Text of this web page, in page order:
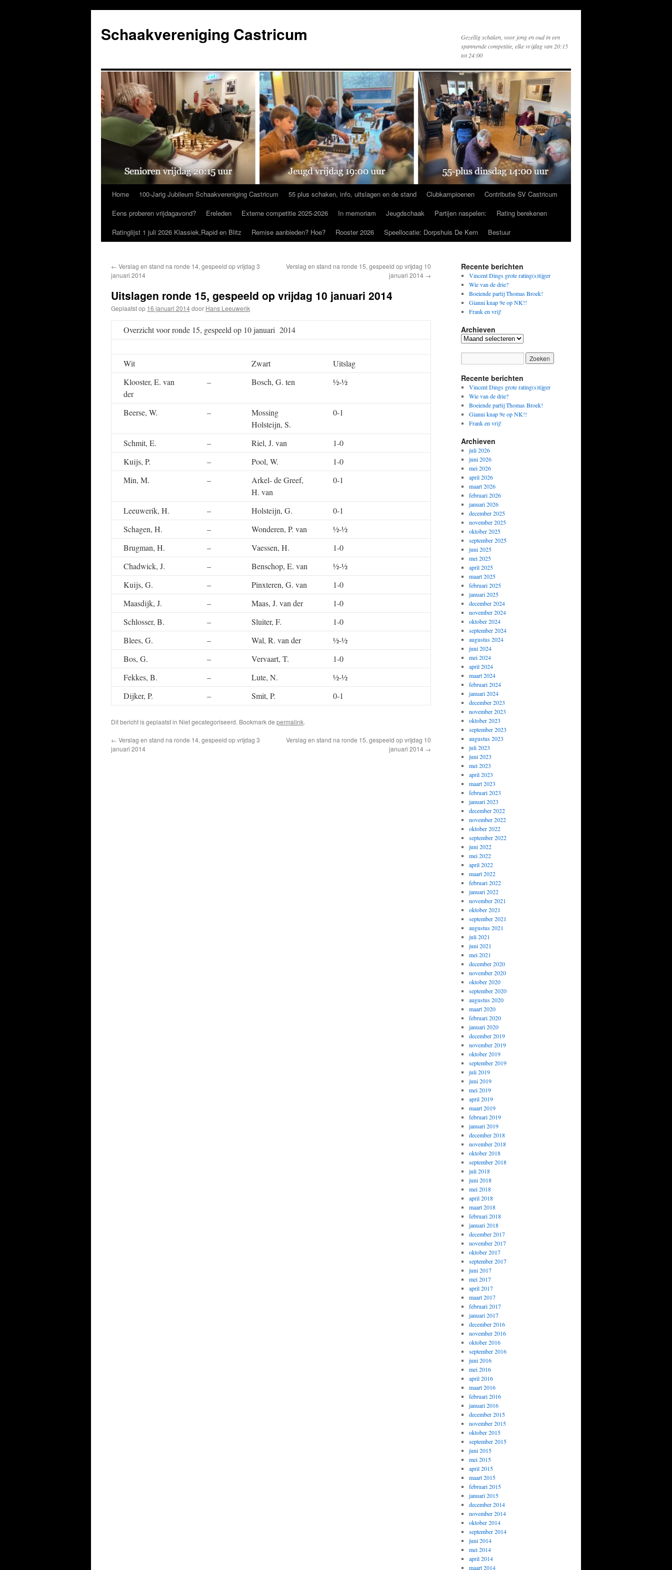
de
inhoud
Schaakvereniging Castricum
Gezellig schaken, voor jong en oud in een
spannende competitie, elke vrijdag van 20:15
tot 24:00
Home 100-Jarig Jubileum Schaakvereniging Castricum 55 plus schaken, info, uitslagen en de stand Clubkampioenen
Contributie SV Castricum
Eens proberen vrijdagavond?
Ereleden Externe competitie 2025-2026 In memoriam Jeugdschaak Partijen naspelen:
Rating berekenen
Ratinglijst 1 juli 2026 Klassiek,Rapid en Blitz
Remise aanbieden? Hoe? Rooster 2026 Speellocatie: Dorpshuis De Kern Bestuur
← Verslag en stand na ronde 14, gespeeld op vrijdag 3
januari 2014
Verslag en stand na ronde 15, gespeeld op vrijdag 10
januari 2014 →
Uitslagen ronde 15, gespeeld op vrijdag 10 januari 2014
Geplaatst op 16 januari 2014door Hans Leeuwerik
Overzicht voor ronde 15, gespeeld op 10 januari 2014
Wit Zwart
Uitslag
Klooster, E. van
der
– Bosch, G. ten ½-½
Beerse, W. –
Mossing
Holsteijn, S.
0-1
Schmit, E. – Riel, J. van
1-0
Kuijs, P.
– Pool, W.
1-0
Min, M.
–
Arkel- de Greef,
H. van
0-1
Leeuwerik, H. – Holsteijn, G.
0-1
Schagen, H.
– Wonderen, P. van
½-½
Brugman, H.
– Vaessen, H.
1-0
Chadwick, J.
– Benschop, E. van
½-½
Kuijs, G.
– Pinxteren, G. van
1-0
Maasdijk, J.
– Maas, J. van der
1-0
Schlosser, B.
– Sluiter, F.
1-0
Blees, G.
– Wal, R. van der
½-½
Bos, G.
– Vervaart, T.
1-0
Fekkes, B.
– Lute, N.
½-½
Dijker, P.
– Smit, P. 0-1
Dit bericht is geplaatst in Niet gecategoriseerd. Bookmark de permalink.
← Verslag en stand na ronde 14, gespeeld op vrijdag 3
januari 2014
Verslag en stand na ronde 15, gespeeld op vrijdag 10
januari 2014 →
Recente berichten
Vincent Dings grote rating(s)tijger
Wie van de drie?
Boeiende partij Thomas Broek!
Gianni knap 9e op NK!!
Frank en vrij!
Archieven
Archieven
Recente berichten
Vincent Dings grote rating(s)tijger
Wie van de drie?
Boeiende partij Thomas Broek!
Gianni knap 9e op NK!!
Frank en vrij!
Archieven
juli 2026
juni 2026
mei 2026
april 2026
maart 2026
februari 2026
januari 2026
december 2025
november 2025
oktober 2025
september 2025
juni 2025
mei 2025
april 2025
maart 2025
februari 2025
januari 2025
december 2024
november 2024
oktober 2024
september 2024
augustus 2024
juni 2024
mei 2024
april 2024
maart 2024
februari 2024
januari 2024
december 2023
november 2023
oktober 2023
september 2023
augustus 2023
juli 2023
juni 2023
mei 2023
april 2023
maart 2023
februari 2023
januari 2023
december 2022
november 2022
oktober 2022
september 2022
juni 2022
mei 2022
april 2022
maart 2022
februari 2022
januari 2022
november 2021
oktober 2021
september 2021
augustus 2021
juli 2021
juni 2021
mei 2021
december 2020
november 2020
oktober 2020
september 2020
augustus 2020
maart 2020
februari 2020
januari 2020
december 2019
november 2019
oktober 2019
september 2019
juli 2019
juni 2019
mei 2019
april 2019
maart 2019
februari 2019
januari 2019
december 2018
november 2018
oktober 2018
september 2018
juli 2018
juni 2018
mei 2018
april 2018
maart 2018
februari 2018
januari 2018
december 2017
november 2017
oktober 2017
september 2017
juni 2017
mei 2017
april 2017
maart 2017
februari 2017
januari 2017
december 2016
november 2016
oktober 2016
september 2016
juni 2016
mei 2016
april 2016
maart 2016
februari 2016
januari 2016
december 2015
november 2015
oktober 2015
september 2015
juni 2015
mei 2015
april 2015
maart 2015
februari 2015
januari 2015
december 2014
november 2014
oktober 2014
september 2014
juni 2014
mei 2014
april 2014
maart 2014